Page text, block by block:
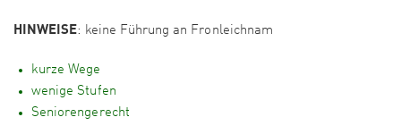
HINWEISE: keine Führung an Fronleichnam
kurze Wege
wenige Stufen
Seniorengerecht